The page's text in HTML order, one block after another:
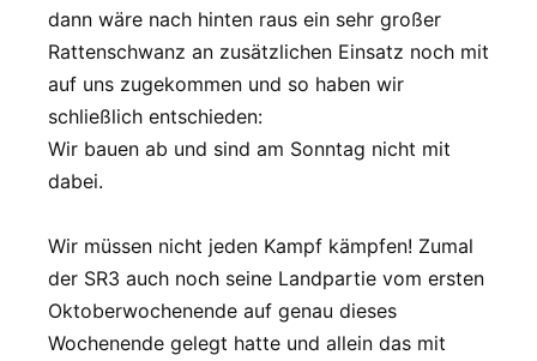
dann wäre nach hinten raus ein sehr großer
Rattenschwanz an zusätzlichen Einsatz noch mit
auf uns zugekommen und so haben wir
schließlich entschieden:
Wir bauen ab und sind am Sonntag nicht mit
dabei.
Wir müssen nicht jeden Kampf kämpfen! Zumal
der SR3 auch noch seine Landpartie vom ersten
Oktoberwochenende auf genau dieses
Wochenende gelegt hatte und allein das mit